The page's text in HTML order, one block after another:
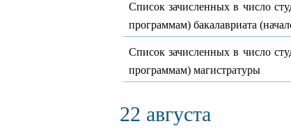
Список зачисленных в число
программам) бакалавриата
Список зачисленных в число
программам) магистратуры
22 августа